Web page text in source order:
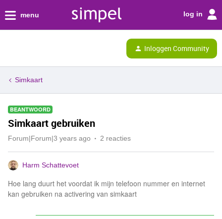
menu log in
Inloggen Community
Simkaart
BEANTWOORD
Simkaart gebruiken
Forum|Forum|3 years ago 2 reacties
Harm Schattevoet
Hoe lang duurt het voordat ik mijn telefoon nummer en internet
kan gebruiken na activering van simkaart